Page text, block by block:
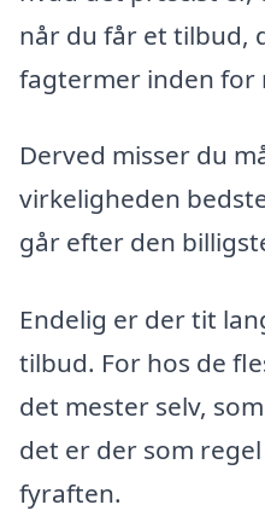
når du får et tilbud,
fagtermer inden for
Derved misser du
virkeligheden
går efter den
Endelig er der tit
tilbud. For hos de
det mester selv,
det er der som
fyraften.